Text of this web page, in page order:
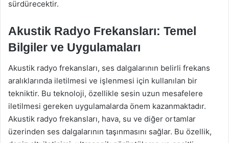
sürdürecektir.
Akustik Radyo Frekansları: Temel
Bilgiler ve Uygulamaları
Akustik radyo frekansları, ses dalgalarının belirli frekans
aralıklarında iletilmesi ve işlenmesi için kullanılan bir
tekniktir. Bu teknoloji, özellikle sesin uzun mesafelere
iletilmesi gereken uygulamalarda önem kazanmaktadır.
Akustik radyo frekansları, hava, su ve diğer ortamlar
üzerinden ses dalgalarının taşınmasını sağlar. Bu özellik,